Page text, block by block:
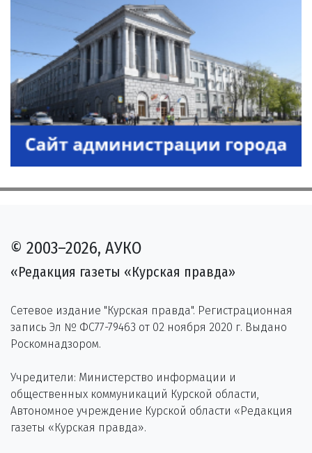
© 2003–2026, АУКО
«Редакция газеты «Курская правда»
Сетевое издание "Курская правда". Регистрационная
запись Эл № ФС77-79463 от 02 ноября 2020 г. Выдано
Роскомнадзором.
Учредители: Министерство информации и
общественных коммуникаций Курской области,
Автономное учреждение Курской области «Редакция
газеты «Курская правда».